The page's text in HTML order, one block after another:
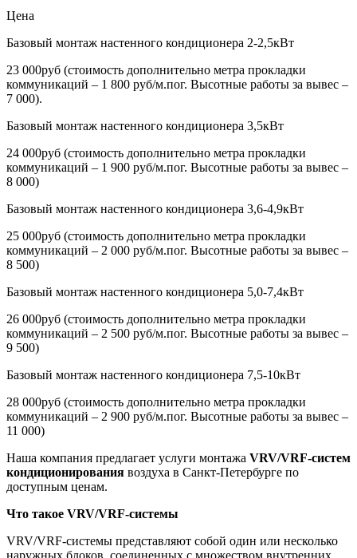
Цена
Базовый монтаж настенного кондиционера 2-2,5кВт
23 000руб (стоимость дополнительно метра прокладки
коммуникаций – 1 800 руб/м.пог. Высотные работы за вывес –
7 000).
Базовый монтаж настенного кондиционера 3,5кВт
24 000руб (стоимость дополнительно метра прокладки
коммуникаций – 1 900 руб/м.пог. Высотные работы за вывес –
8 000)
Базовый монтаж настенного кондиционера 3,6-4,9кВт
25 000руб (стоимость дополнительно метра прокладки
коммуникаций – 2 000 руб/м.пог. Высотные работы за вывес –
8 500)
Базовый монтаж настенного кондиционера 5,0-7,4кВт
26 000руб (стоимость дополнительно метра прокладки
коммуникаций – 2 500 руб/м.пог. Высотные работы за вывес –
9 500)
Базовый монтаж настенного кондиционера 7,5-10кВт
28 000руб (стоимость дополнительно метра прокладки
коммуникаций – 2 900 руб/м.пог. Высотные работы за вывес –
11 000)
Наша компания предлагает услуги монтажа VRV/VRF-систем
кондиционирования воздуха в Санкт-Петербурге по
доступным ценам.
Что такое VRV/VRF-системы
VRV/VRF-системы представляют собой один или несколько